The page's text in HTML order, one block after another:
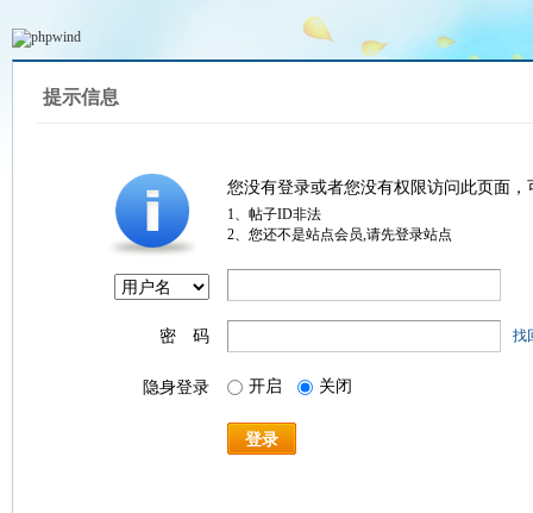
提示信息
您没有登录或者您没有权限访问此页面
1、帖子ID非法
2、您还不是站点会员,请先登录站点
密 码 找
隐身登录 开启 关闭
登录